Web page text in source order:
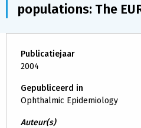
populations: The
Publicatiejaar
2004
Gepubliceerd in
Ophthalmic Epidemiology
Auteur(s)